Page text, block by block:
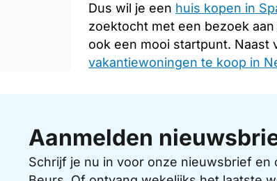
Dus wil je een huis kopen in
zoektocht met een bezoek
ook een mooi startpunt. Naast
vakantiewoningen te koop in
Aanmelden
Schrijf je nu in voor onze nieuwsbrief